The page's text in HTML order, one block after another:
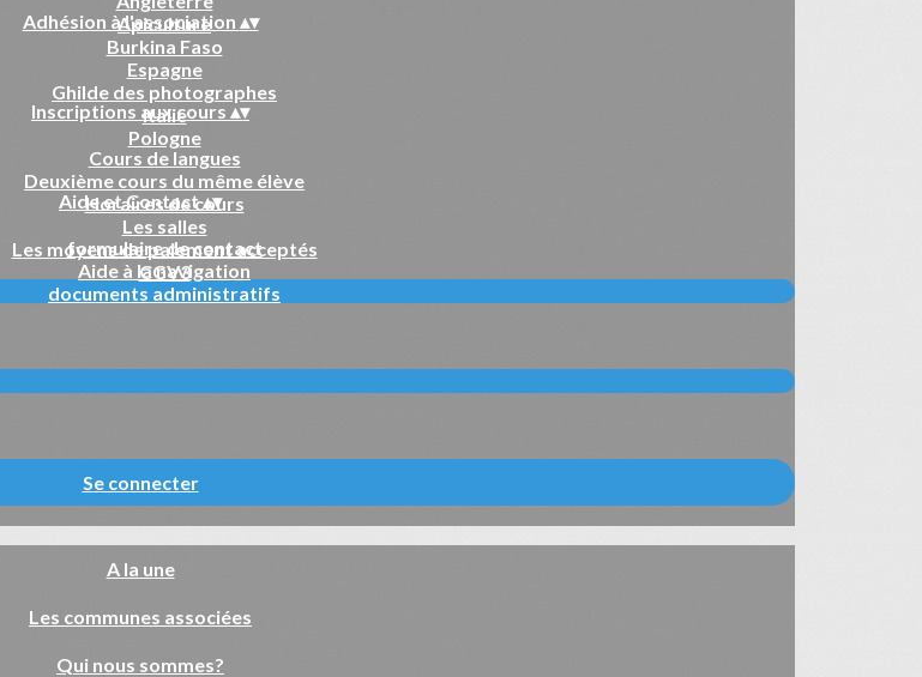
Apiculture
Burkina Faso
Espagne
Ghilde des photographes
Italie
Pologne
Adhésion à l'association ▴▾
Inscriptions aux cours ▴▾
Cours de langues
Deuxième cours du même élève
Horaires de cours
Les salles
Les moyens de paiement acceptés
CGV3
Aide et Contact▴▾
formulaire de contact
Aide à la navigation
documents administratifs
Se connecter
A la une
Les communes associées
Qui nous sommes?